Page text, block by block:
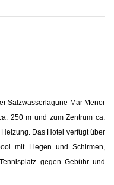
Salzwasserlagune Mar Menor
250 m und zum Zentrum ca.
Das Hotel verfügt über
mit Liegen und Schirmen,
gegen Gebühr und